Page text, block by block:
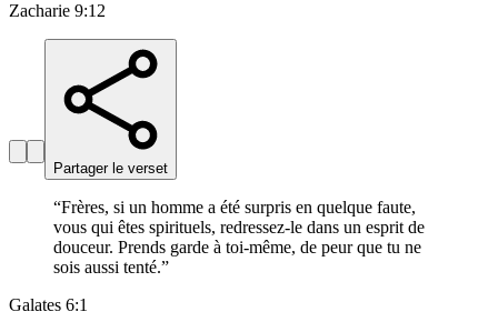
Zacharie 9:12
Partager le verset
“Frères, si un homme a été surpris en quelque faute,
vous qui êtes spirituels, redressez-le dans un esprit de
douceur. Prends garde à toi-même, de peur que tu ne
sois aussi tenté.”
Galates 6:1